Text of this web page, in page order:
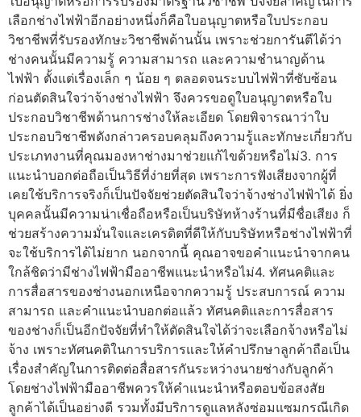
เลือกช่างไฟฟ้าอีกอย่างหนึ่งก็คือใบอนุญาตหรือใบประกอบ
วิชาชีพที่รับรองทักษะวิชาชีพด้านนั้น เพราะช่วยการันตีได้ว่า
ช่างคนนั้นมีความรู้ ความสามารถ และความชำนาญด้าน
ไฟฟ้า ตั้งแต่เรื่องเล็ก ๆ น้อย ๆ ตลอดจนระบบไฟฟ้าที่ซับซ้อน
ก่อนตัดสินใจว่าจ้างช่างไฟฟ้า จึงควรขอดูใบอนุญาตหรือใบ
ประกอบวิชาชีพด้านการช่างให้ละเอียด โดยพิจารณาว่าใบ
ประกอบวิชาชีพดังกล่าวครอบคลุมถึงความรู้และทักษะเกี่ยวกับ
ประเภทงานที่คุณมองหาช่างมาช่วยแก้ไขด้วยหรือไม่3. การ
แนะนำบอกต่อถือเป็นวิธีที่ง่ายที่สุด เพราะการฟังเสียงจากผู้ที่
เคยใช้บริการจริงก็เป็นปัจจัยช่วยตัดสินใจว่าจ้างช่างไฟฟ้าได้ ยิ่ง
บุคคลนั้นมีความน่าเชื่อถือหรือเป็นบริษัทห้างร้านที่มีชื่อเสียง ก็
ช่วยสร้างความมั่นใจและเครดิตที่ดีให้กับบริษัทหรือช่างไฟฟ้าที่
จะใช้บริการได้ไม่ยาก นอกจากนี้ คุณอาจขอคำแนะนำจากคน
ใกล้ชิดว่ามีช่างไฟฟ้ามืออาชีพแนะนำหรือไม่4. ทัศนคติและ
การสื่อสารของช่างนอกเหนือจากความรู้ ประสบการณ์ ความ
สามารถ และคำแนะนำบอกต่อแล้ว ทัศนคติและการสื่อสาร
ของช่างก็เป็นอีกปัจจัยที่ทำให้ตัดสินใจได้ว่าจะเลือกจ้างหรือไม่
จ้าง เพราะทัศนคติในการบริการและให้คำปรึกษาลูกค้าถือเป็น
เรื่องสำคัญในการติดต่อสื่อสารกันระหว่างนายช่างกับลูกค้า
โดยช่างไฟฟ้ามืออาชีพควรให้คำแนะนำหรือตอบข้อสงสัย
ลูกค้าได้เป็นอย่างดี รวมทั้งมีบริการดูแลหลังซ่อมแซมกรณีเกิด